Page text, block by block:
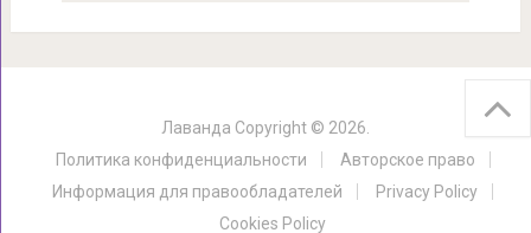
Лаванда Copyright © 2026.
Политика конфиденциальности
Авторское право
Информация для правообладателей
Privacy Policy
Cookies Policy